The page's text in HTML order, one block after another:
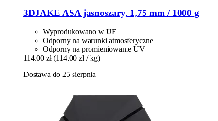
3DJAKE ASA jasnoszary, 1,75 mm / 1000 g
Wyprodukowano w UE
Odporny na warunki atmosferyczne
Odporny na promieniowanie UV
114,00 zł (114,00 zł / kg)
Dostawa do 25 sierpnia